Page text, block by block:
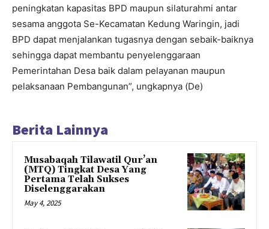
peningkatan kapasitas BPD maupun silaturahmi antar
sesama anggota Se-Kecamatan Kedung Waringin, jadi
BPD dapat menjalankan tugasnya dengan sebaik-baiknya
sehingga dapat membantu penyelenggaraan
Pemerintahan Desa baik dalam pelayanan maupun
pelaksanaan Pembangunan”, ungkapnya (De)
Berita Lainnya
Musabaqah Tilawatil Qur’an
(MTQ) Tingkat Desa Yang
Pertama Telah Sukses
Diselenggarakan
May 4, 2025